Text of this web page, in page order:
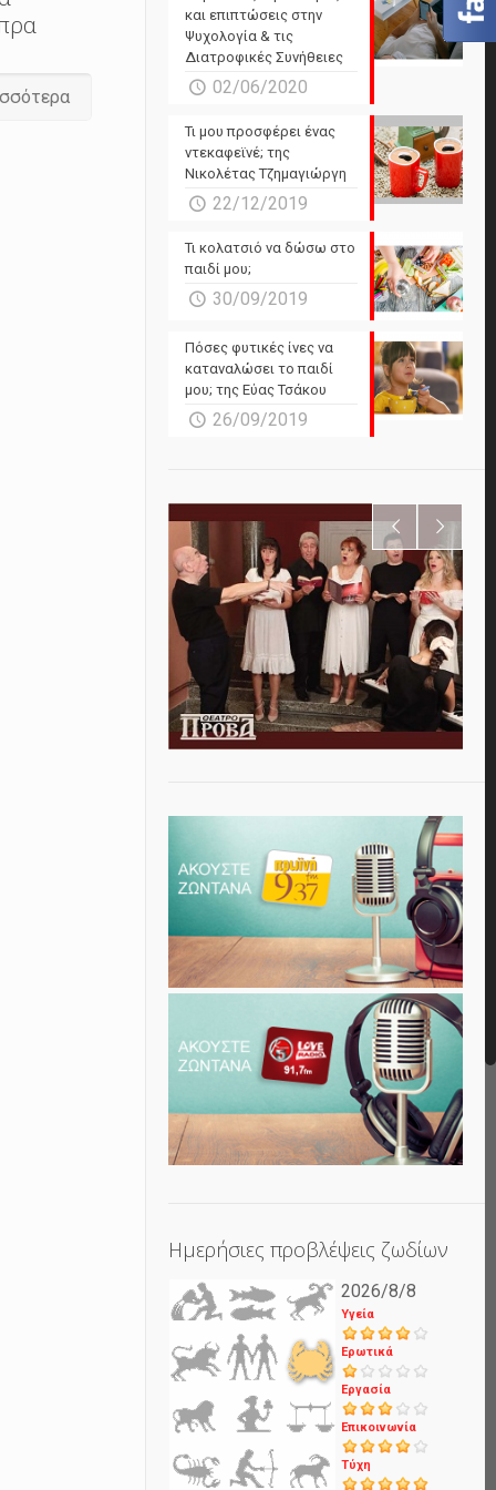
και επιπτώσεις στην
Ψυχολογία & τις
Διατροφικές Συνήθειες
02/06/2020
Τι μου προσφέρει ένας
ντεκαφεϊνέ; της
Νικολέτας Τζημαγιώργη
22/12/2019
Τι κολατσιό να δώσω στο
παιδί μου;
30/09/2019
Πόσες φυτικές ίνες να
καταναλώσει το παιδί
μου; της Εύας Τσάκου
26/09/2019
Ημερήσιες προβλέψεις ζωδίων
2026/8/8
Υγεία
Ερωτικά
Εργασία
Επικοινωνία
Τύχη